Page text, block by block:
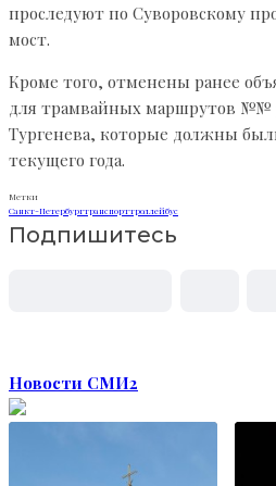
проследуют по Суворовскому
мост.
Кроме того, отменены ранее
для трамвайных маршрутов №№
Тургенева, которые должны
текущего года.
Метки
Санкт-Петербургтранспорттроллейбус
Подпишитесь
Новости СМИ2